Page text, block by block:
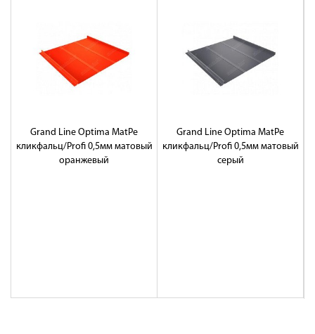
Grand Line Optima MatPe
кликфальц/Profi 0,5мм матовый
оранжевый
Grand Line Optima MatPe
кликфальц/Profi 0,5мм матовый
серый